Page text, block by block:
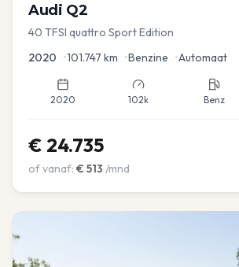
Audi Q2
40 TFSI quattro Sport Edition
2020 •101.747 km •Benzine •Automaat
2020 102k Benz
€ 24.735
of vanaf: € 513 /mnd